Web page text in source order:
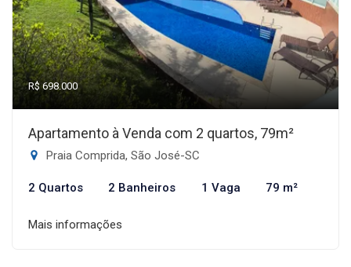
R$ 698.000
Apartamento à Venda com 2 quartos, 79m²
Praia Comprida, São José-SC
2 Quartos 2 Banheiros 1 Vaga 79 m²
Mais informações